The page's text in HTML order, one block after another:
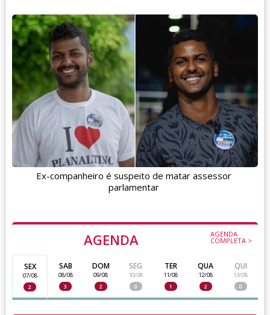
AGENDA AGENDA
COMPLETA >
SEX
07/08
2
SAB
08/08
3
DOM
09/08
2
SEG
10/08
0
TER
11/08
1
QUA
12/08
2
QUI
13/08
0
Ex-companheiro é suspeito de matar assessor
parlamentar